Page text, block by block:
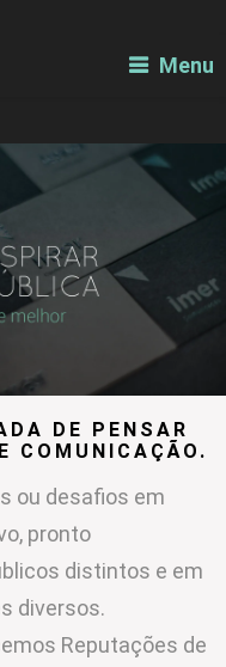
Menu
DE PENSAR
COMUNICAÇÃO.
ou desafios em
pronto
distintos e em
diversos.
Reputações de